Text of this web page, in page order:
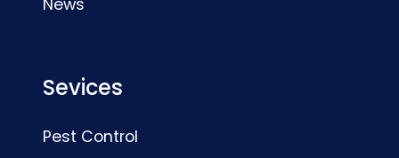
Sevices
Pest Control